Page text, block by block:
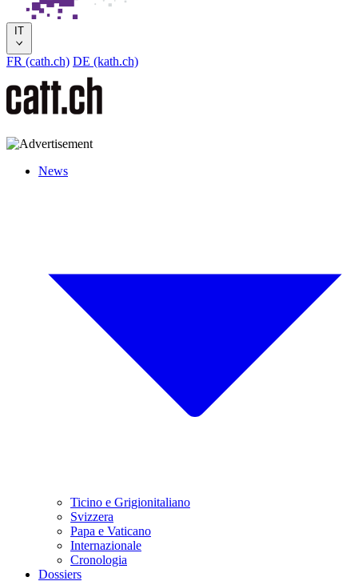
IT
FR (cath.ch) DE (kath.ch)
News
Ticino e Grigionitaliano
Svizzera
Papa e Vaticano
Internazionale
Cronologia
Dossiers